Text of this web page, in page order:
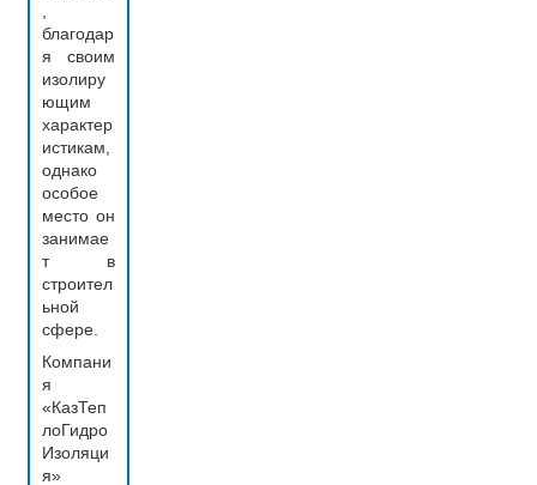
,
благодар
я своим
изолиру
ющим
характер
истикам,
однако
особое
место он
занимае
т в
строител
ьной
сфере.
Компани
я
«КазТеп
лоГидро
Изоляци
я»